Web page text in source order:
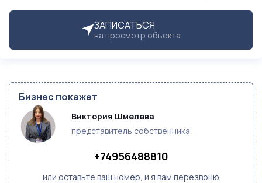
ЗАПИСАТЬСЯ
на просмотр объекта
Бизнес покажет
Виктория Шмелева
представитель собственника
+74956488810
или оставьте ваш номер, и я вам перезвоню